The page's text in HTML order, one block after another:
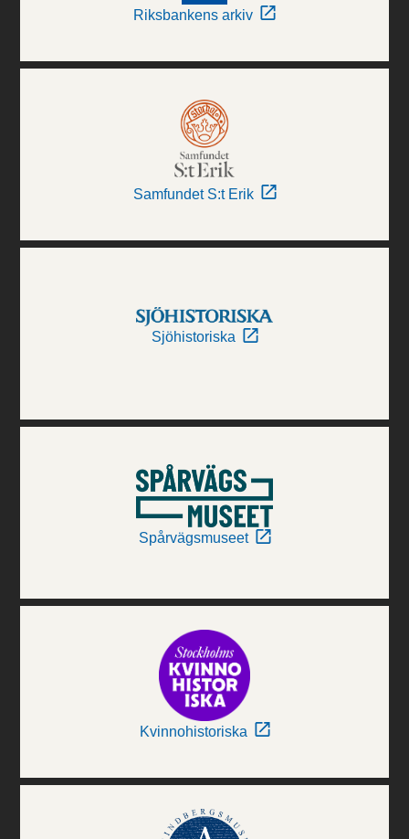
Riksbankens arkiv
Samfundet S:t Erik
Sjöhistoriska
Spårvägsmuseet
Kvinnohistoriska